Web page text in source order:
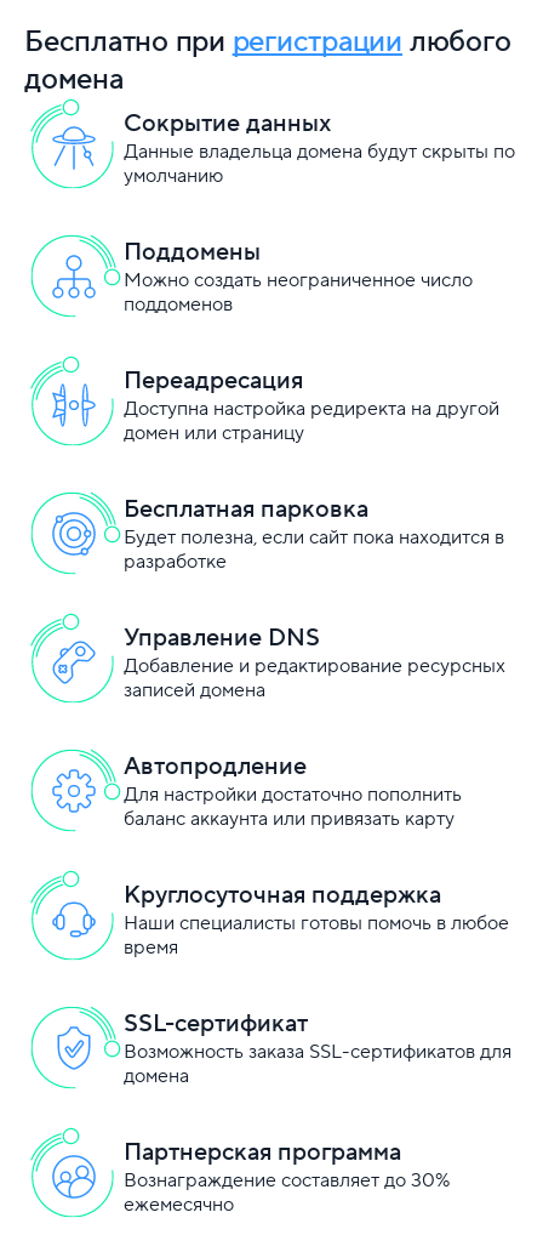
Бесплатно при регистрации любого
домена
Сокрытие данных
Данные владельца домена будут скрыты по
умолчанию
Поддомены
Можно создать неограниченное число
поддоменов
Переадресация
Доступна настройка редиректа на другой
домен или страницу
Бесплатная парковка
Будет полезна, если сайт пока находится в
разработке
Управление DNS
Добавление и редактирование ресурсных
записей домена
Автопродление
Для настройки достаточно пополнить
баланс аккаунта или привязать карту
Круглосуточная поддержка
Наши специалисты готовы помочь в любое
время
SSL-сертификат
Возможность заказа SSL-сертификатов для
домена
Партнерская программа
Вознаграждение составляет до 30%
ежемесячно